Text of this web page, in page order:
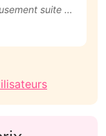
suite a l
et ln es